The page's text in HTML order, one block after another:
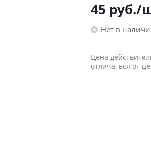
45 руб./
Нет в
Цена
отличаться от